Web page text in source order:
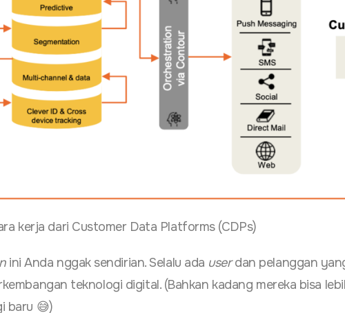
kerja dari Customer Data Platforms (CDPs)
ini Anda nggak sendirian. Selalu ada userdan pelanggan
teknologi digital. (Bahkan kadang mereka bisa
baru 😅)